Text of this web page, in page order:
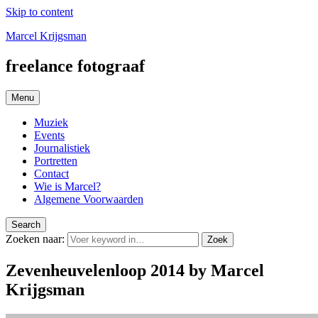
Skip to content
Marcel Krijgsman
freelance fotograaf
Menu
Muziek
Events
Journalistiek
Portretten
Contact
Wie is Marcel?
Algemene Voorwaarden
Search
Zoeken naar: Zoek
Zevenheuvelenloop 2014 by Marcel
Krijgsman